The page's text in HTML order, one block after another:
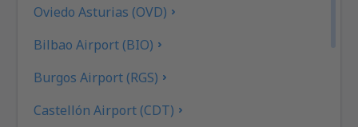
Oviedo Asturias (OVD)
Bilbao Airport (BIO)
Burgos Airport (RGS)
Castellón Airport (CDT)